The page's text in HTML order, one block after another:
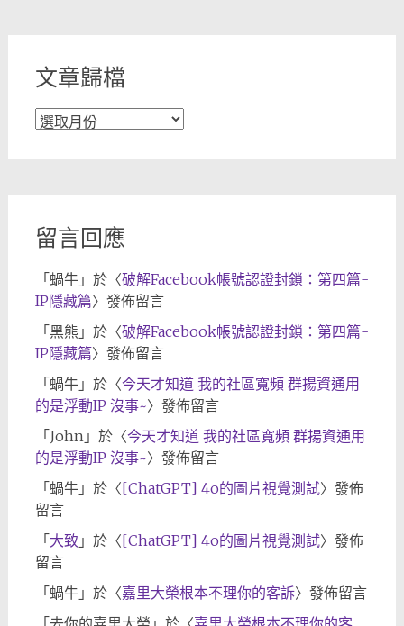
文章歸檔
文
留言回應
「 蝸牛」於〈破解Facebook帳號認證封鎖：第四篇-
IP隱藏篇〉發佈留言
「 黑熊 」於〈破解Facebook帳號認證封鎖：第四篇-
IP隱藏篇〉發佈留言
「 蝸牛」於〈今天才知道 我的社區寬頻 群揚資通用
的是浮動IP 沒事~〉發佈留言
「 John」於〈今天才知道 我的社區寬頻 群揚資通用
的是浮動IP 沒事~〉發佈留言
「 蝸牛」於〈[ChatGPT] 4o的圖片視覺測試〉發佈
留言
「 大致 」於〈[ChatGPT] 4o的圖片視覺測試〉發佈
留言
「 蝸牛」於〈嘉里大榮根本不理你的客訴〉發佈留言